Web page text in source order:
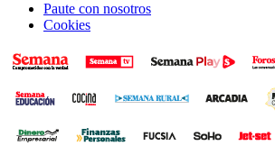
Paute con nosotros
Cookies